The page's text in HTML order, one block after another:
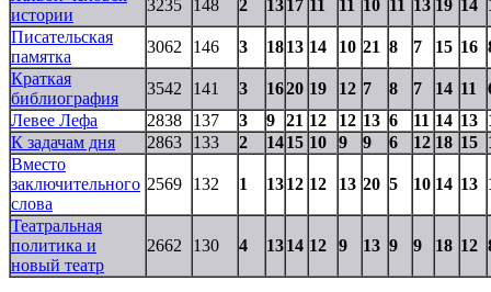
истории
3235 148 2 1317 11 11 10 11 13 19 14
Писательская
памятка
3062 146 3 1813 14 10 21 8 7 15 16
Краткая
библиография
3542 141 3 1620 19 12 7 8 7 14 11
Левее Лефа
2838 137 3 9 21 12 12 13 6 11 14 13
К задачам дня
2863 133 2 1415 10 9 9 6 12 18 15
Вместо
заключительного
слова
2569 132 1 1312 12 13 20 5 10 14 13
Театральная
политика и
новый театр
2662 130 4 1314 12 9 13 9 9 18 12